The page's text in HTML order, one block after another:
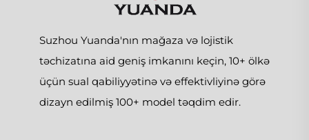
Suzhou Yuanda'nın mağaza və lojistik
təchizatına aid geniş imkanını keçin, 10+ ölkə
üçün sual qabiliyyətinə və effektivliyinə görə
dizayn edilmiş 100+ model təqdim edir.